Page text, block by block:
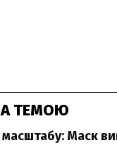
ТЕМОЮ
масштабу: Маск